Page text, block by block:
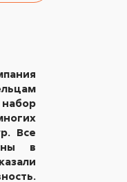
Все
в